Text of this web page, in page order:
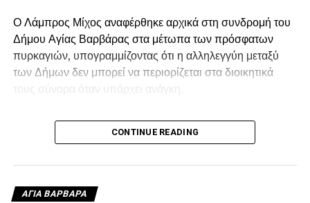
Ο Λάμπρος Μίχος αναφέρθηκε αρχικά στη συνδρομή του
Δήμου Αγίας Βαρβάρας στα μέτωπα των πρόσφατων
πυρκαγιών, υπογραμμίζοντας ότι η αλληλεγγύη μεταξύ
των Δήμων δεν μπορεί να περιορίζεται στα διοικητικά
τους σύνορα όταν υπάρχει ανάγκη.
Όπως εξήγησε, ο Δήμος έστειλε υδροφόρα στις πληγείσες
περιοχές, η οποία αρχικά χρησιμοποιήθηκε για τον
νερό τα ελικόπτερα, ενώ μετά τη δύση του ήλιου συνέχισε
να τροφοδοτεί με νερό τα πυροσβεστικά οχήματα.
CONTINUE READING
ΑΓΙΑ ΒΑΡΒΑΡΑ